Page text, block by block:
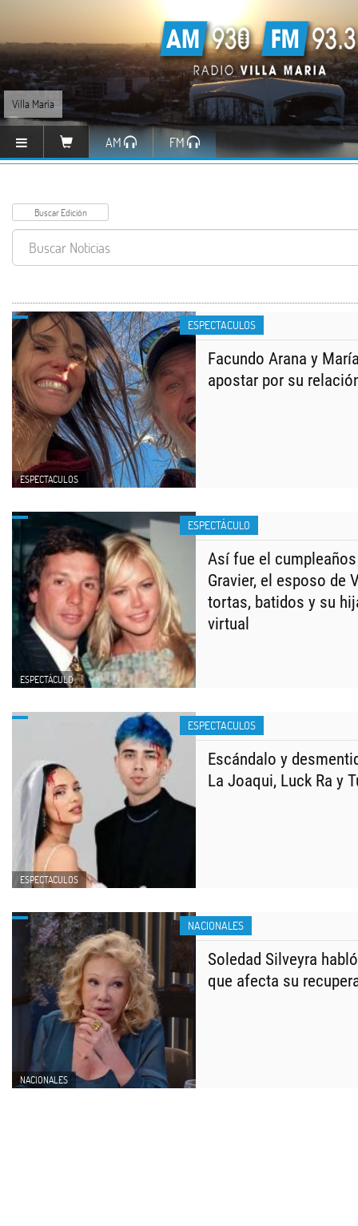
Villa María
AM FM
ESPECTACULOS
ESPECTACULOS
Facundo Arana y
apostar por su
ESPECTÁCULO
ESPECTÁCULO
Así fue el
Gravier, el esposo de
tortas, batidos y su
virtual
ESPECTACULOS
ESPECTACULOS
Escándalo y
La Joaqui, Luck Ra y
NACIONALES
NACIONALES
Soledad Silveyra
que afecta su